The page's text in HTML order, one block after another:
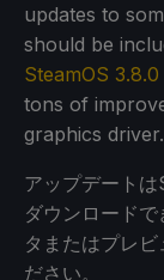
updates to
should be
SteamOS
tons of
graphics driver.
アップデート
ダウンロード
タまたはプレ
ださい。